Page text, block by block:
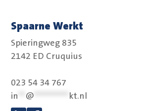
Spaarne Werkt
Spieringweg 835
2142 ED Cruquius
023 54 34 767
in
@ kt.nl